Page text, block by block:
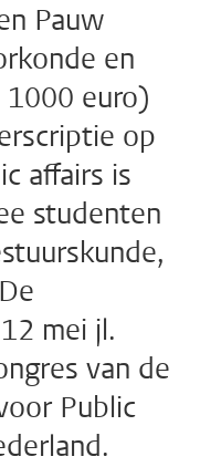
Pauw
en
1000 euro)
op
affairs is
studenten
mei jl.
van de
Public